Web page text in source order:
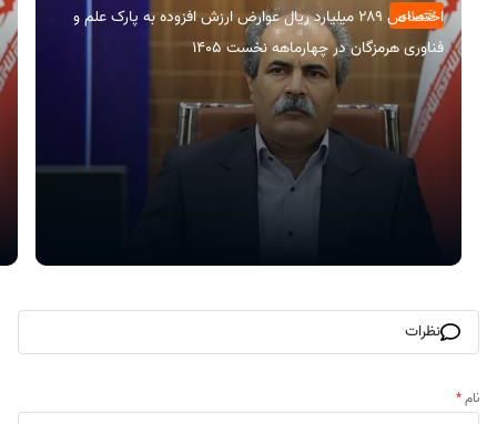
اقتصادی
اختصاص ۲۸۹ میلیارد ریال عوارض ارزش افزوده به پارک علم و
فناوری هرمزگان در چهارماهه نخست ۱۴۰۵
نظرات
نام*